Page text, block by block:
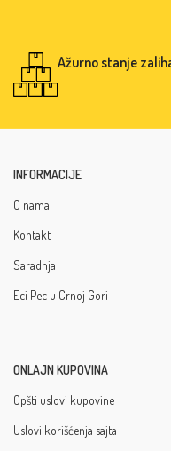
Ažurno stanje
INFORMACIJE
O nama
Kontakt
Saradnja
Eci Pec u Crnoj Gori
ONLAJN KUPOVINA
Opšti uslovi kupovine
Uslovi korišćenja sajta